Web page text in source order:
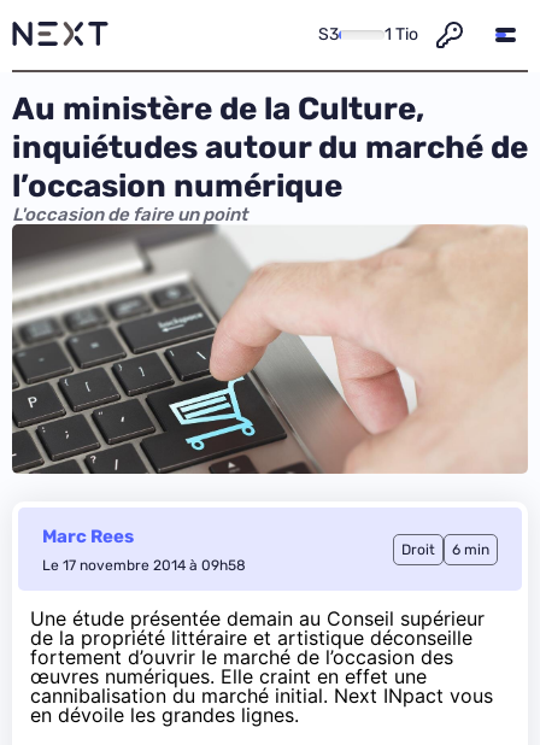
S3 1 Tio
Au ministère de la Culture,
inquiétudes autour du marché de
l’occasion numérique
L'occasion de faire un point
Marc Rees
Le 17 novembre 2014 à 09h58
Droit 6 min
Une étude présentée demain au Conseil supérieur
de la propriété littéraire et artistique déconseille
fortement d’ouvrir le marché de l’occasion des
œuvres numériques. Elle craint en effet une
cannibalisation du marché initial. Next INpact vous
en dévoile les grandes lignes.